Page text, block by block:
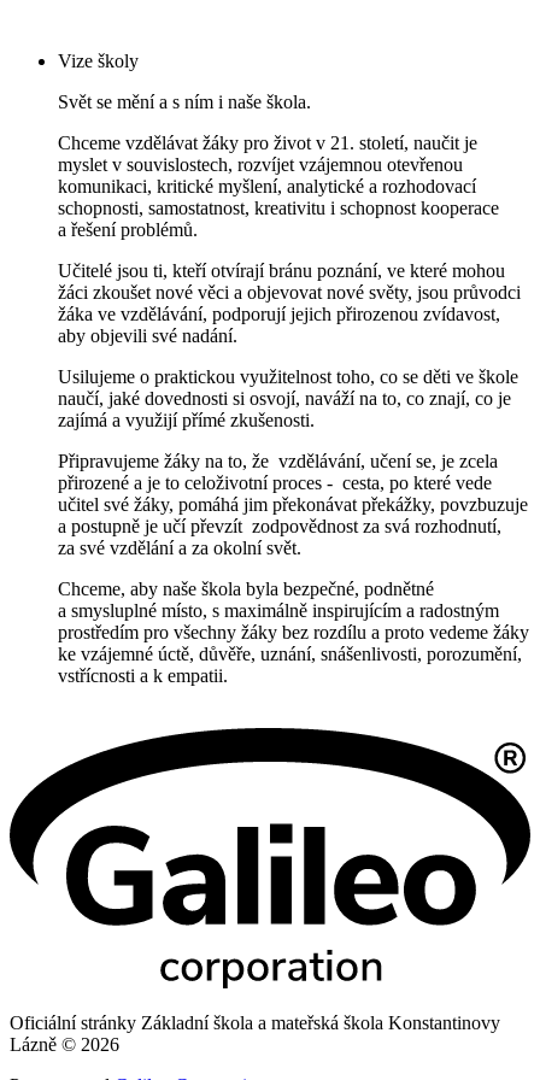
Vize školy
Svět se mění a s ním i naše škola.
Chceme vzdělávat žáky pro život v 21. století, naučit je
myslet v souvislostech, rozvíjet vzájemnou otevřenou
komunikaci, kritické myšlení, analytické a rozhodovací
schopnosti, samostatnost, kreativitu i schopnost kooperace
a řešení problémů.
Učitelé jsou ti, kteří otvírají bránu poznání, ve které mohou
žáci zkoušet nové věci a objevovat nové světy, jsou průvodci
žáka ve vzdělávání, podporují jejich přirozenou zvídavost,
aby objevili své nadání.
Usilujeme o praktickou využitelnost toho, co se děti ve škole
naučí, jaké dovednosti si osvojí, naváží na to, co znají, co je
zajímá a využijí přímé zkušenosti.
Připravujeme žáky na to, že vzdělávání, učení se, je zcela
přirozené a je to celoživotní proces - cesta, po které vede
učitel své žáky, pomáhá jim překonávat překážky, povzbuzuje
a postupně je učí převzít zodpovědnost za svá rozhodnutí,
za své vzdělání a za okolní svět.
Chceme, aby naše škola byla bezpečné, podnětné
a smysluplné místo, s maximálně inspirujícím a radostným
prostředím pro všechny žáky bez rozdílu a proto vedeme žáky
ke vzájemné úctě, důvěře, uznání, snášenlivosti, porozumění,
vstřícnosti a k empatii.
Oficiální stránky Základní škola a mateřská škola Konstantinovy
Lázně © 2026